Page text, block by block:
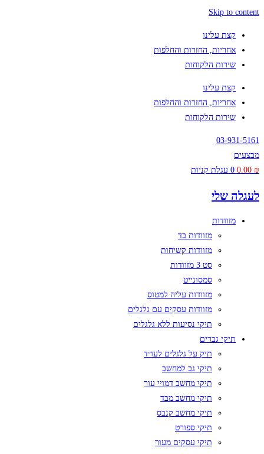
Skip to content
קצת עלינו
אחריות, החזרות והחלפות
שירות הלקוחות
קצת עלינו
אחריות, החזרות והחלפות
שירות הלקוחות
03-931-5161
מבצעים
0.00 ₪
0 עגלת קניות
לעגלה שלי
מזוודות
מזוודות בד
מזוודות קשיחות
סט 3 מזוודות
סמסונייט
מזוודות עליה למטוס
מזוודות עסקים עם גלגלים
תיקי נסיעות ללא גלגלים
תיקי גברים
תיק על גלגלים לעו״ד
תיקי גב למחשב
תיקי מחשב דמויי עור
תיקי מחשב מבד
תיקי מחשב קנבס
תיקי ספורט
תיקי עסקים מעור